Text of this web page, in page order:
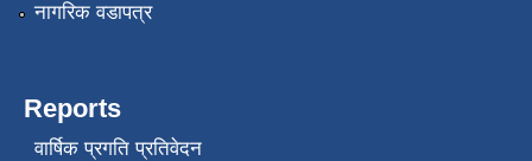
नागरिक वडापत्र
Reports
वार्षिक प्रगति प्रतिवेदन